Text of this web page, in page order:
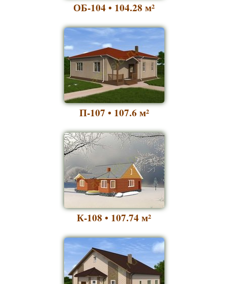
ОБ-104 • 104.28 м²
П-107 • 107.6 м²
К-108 • 107.74 м²